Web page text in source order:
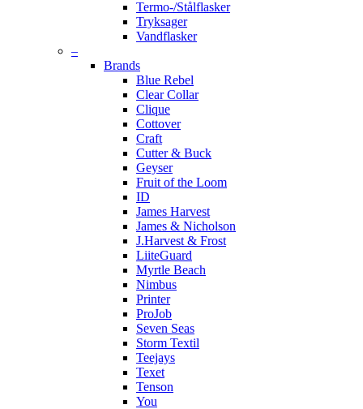
Termo-/Stålflasker
Tryksager
Vandflasker
–
Brands
Blue Rebel
Clear Collar
Clique
Cottover
Craft
Cutter & Buck
Geyser
Fruit of the Loom
ID
James Harvest
James & Nicholson
J.Harvest & Frost
LiiteGuard
Myrtle Beach
Nimbus
Printer
ProJob
Seven Seas
Storm Textil
Teejays
Texet
Tenson
You